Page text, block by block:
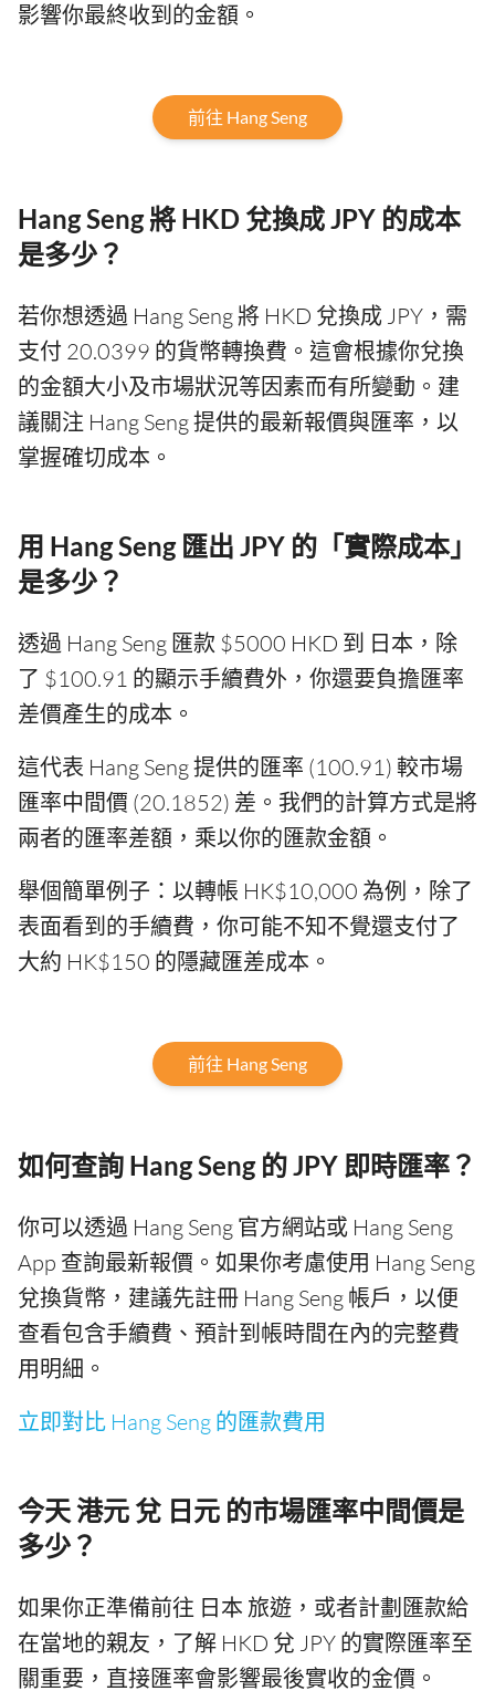
影響你最終收到的金額。
前往 Hang Seng
Hang Seng 將 HKD 兌換成 JPY 的成本
是多少？
若你想透過 Hang Seng 將 HKD 兌換成 JPY，需
支付 20.0399 的貨幣轉換費。這會根據你兌換
的金額大小及市場狀況等因素而有所變動。建
議關注 Hang Seng 提供的最新報價與匯率，以
掌握確切成本。
用 Hang Seng 匯出 JPY 的「實際成本」
是多少？
透過 Hang Seng 匯款 $5000 HKD 到 日本，除
了 $100.91 的顯示手續費外，你還要負擔匯率
差價產生的成本。
這代表 Hang Seng 提供的匯率 (100.91) 較市場
匯率中間價 (20.1852) 差。我們的計算方式是將
兩者的匯率差額，乘以你的匯款金額。
舉個簡單例子：以轉帳 HK$10,000 為例，除了
表面看到的手續費，你可能不知不覺還支付了
大約 HK$150 的隱藏匯差成本。
前往 Hang Seng
如何查詢 Hang Seng 的 JPY 即時匯率？
你可以透過 Hang Seng 官方網站或 Hang Seng
App 查詢最新報價。如果你考慮使用 Hang Seng
兌換貨幣，建議先註冊 Hang Seng 帳戶，以便
查看包含手續費、預計到帳時間在內的完整費
用明細。
立即對比 Hang Seng 的匯款費用
今天 港元 兌 日元 的市場匯率中間價是
多少？
如果你正準備前往 日本 旅遊，或者計劃匯款給
在當地的親友，了解 HKD 兌 JPY 的實際匯率至
關重要，直接匯率會影響最後實收的金價。